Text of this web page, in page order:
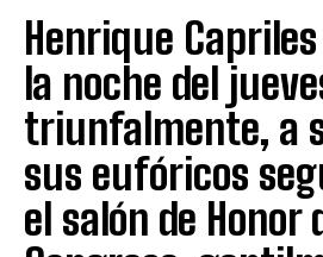
Henrique
la noche del
triunfalmente, a
sus eufóricos
el salón de Honor